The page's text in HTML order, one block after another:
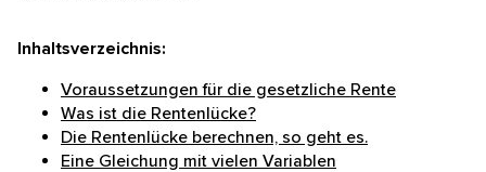
Inhaltsverzeichnis:
Voraussetzungen für die gesetzliche Rente
Was ist die Rentenlücke?
Die Rentenlücke berechnen, so geht es.
Eine Gleichung mit vielen Variablen